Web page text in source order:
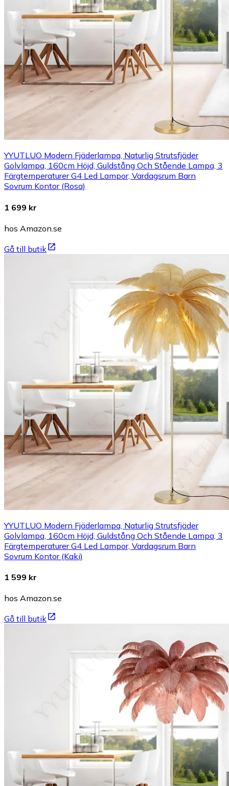
YYUTLUO Modern Fjäderlampa, Naturlig Strutsfjäder
Golvlampa, 160cm Höjd, Guldstång Och Stående Lampa, 3
Färgtemperaturer G4 Led Lampor, Vardagsrum Barn
Sovrum Kontor (Rosa)
1 699 kr
hos Amazon.se
Gå till butik
YYUTLUO Modern Fjäderlampa, Naturlig Strutsfjäder
Golvlampa, 160cm Höjd, Guldstång Och Stående Lampa, 3
Färgtemperaturer G4 Led Lampor, Vardagsrum Barn
Sovrum Kontor (Kaki)
1 599 kr
hos Amazon.se
Gå till butik